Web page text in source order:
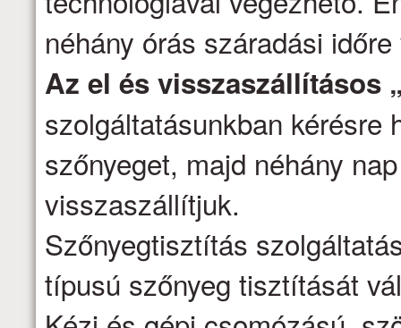
néhány órás száradási
Az el és visszaszállításos
szolgáltatásunkban kérésre
szőnyeget, majd néhány
visszaszállítjuk.
Szőnyegtisztítás
típusú szőnyeg tisztítását